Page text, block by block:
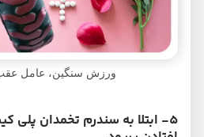
ورزش سنگین، عامل عقب
5- ابتلا به سندرم تخمدان پلی